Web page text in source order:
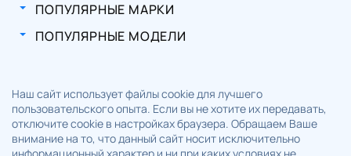
ПОПУЛЯРНЫЕ МАРКИ
ПОПУЛЯРНЫЕ МОДЕЛИ
Наш сайт использует файлы cookie для лучшего
пользовательского опыта. Если вы не хотите их передавать,
отключите cookie в настройках браузера. Обращаем Ваше
внимание на то, что данный сайт носит исключительно